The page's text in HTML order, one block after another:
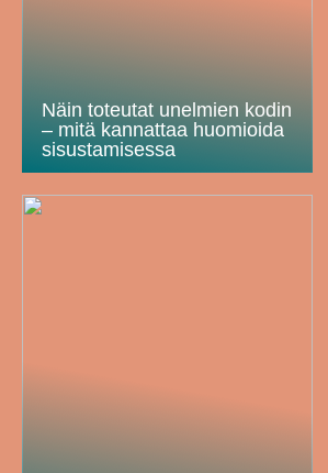
Näin toteutat unelmien kodin
– mitä kannattaa huomioida
sisustamisessa